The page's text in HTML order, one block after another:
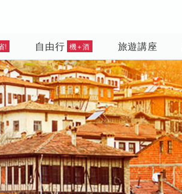
! 自由行 機+酒 旅遊講座